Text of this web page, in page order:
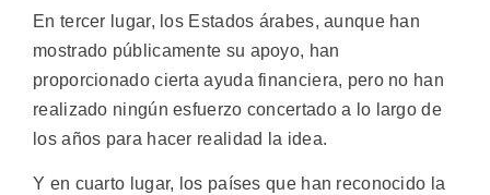
En tercer lugar, los Estados árabes, aunque han
mostrado públicamente su apoyo, han
proporcionado cierta ayuda financiera, pero no han
realizado ningún esfuerzo concertado a lo largo de
los años para hacer realidad la idea.
Y en cuarto lugar, los países que han reconocido la